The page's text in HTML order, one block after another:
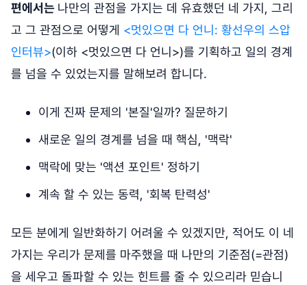
편에서는 나만의 관점을 가지는 데 유효했던 네 가지, 그리
고 그 관점으로 어떻게 <멋있으면 다 언니: 황선우의 스압
인터뷰>(이하 <멋있으면 다 언니>)를 기획하고 일의 경계
를 넘을 수 있었는지를 말해보려 합니다.
이게 진짜 문제의 '본질'일까? 질문하기
새로운 일의 경계를 넘을 때 핵심, '맥락'
맥락에 맞는 '액션 포인트' 정하기
계속 할 수 있는 동력, '회복 탄력성'
모든 분에게 일반화하기 어려울 수 있겠지만, 적어도 이 네
가지는 우리가 문제를 마주했을 때 나만의 기준점(=관점)
을 세우고 돌파할 수 있는 힌트를 줄 수 있으리라 믿습니